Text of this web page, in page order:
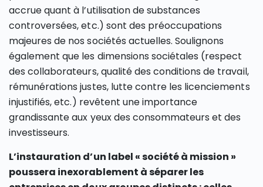
accrue quant à l’utilisation de substances
controversées, etc.) sont des préoccupations
majeures de nos sociétés actuelles. Soulignons
également que les dimensions sociétales (respect
des collaborateurs, qualité des conditions de travail,
rémunérations justes, lutte contre les licenciements
injustifiés, etc.) revêtent une importance
grandissante aux yeux des consommateurs et des
investisseurs.
L’instauration d’un label « société à mission »
poussera inexorablement à séparer les